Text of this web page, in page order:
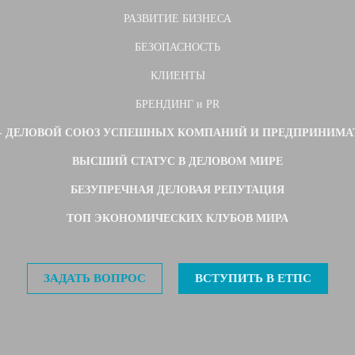
РАЗВИТИЕ БИЗНЕСА
БЕЗОПАСНОСТЬ
КЛИЕНТЫ
БРЕНДИНГ и PR
ДЕЛОВОЙ СОЮЗ УСПЕШНЫХ КОМПАНИЙ И
ВЫСШИЙ СТАТУС В ДЕЛОВОМ МИРЕ
БЕЗУПРЕЧНАЯ ДЕЛОВАЯ РЕПУТАЦИЯ
ТОП ЭКОНОМИЧЕСКИХ КЛУБОВ МИРА
ЗАДАТЬ ВОПРОС ВСТУПИТЬ В ЕТПС